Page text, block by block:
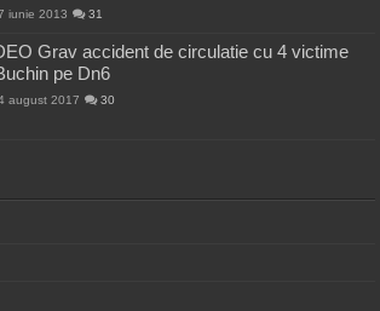
iunie 2013 31
Grav accident de circulatie cu 4 victime
pe Dn6
august 2017 30